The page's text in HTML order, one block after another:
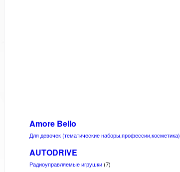
Amore Bello
Для девочек (тематические наборы,профессии,косметика)
AUTODRIVE
Радиоуправляемые игрушки(7)